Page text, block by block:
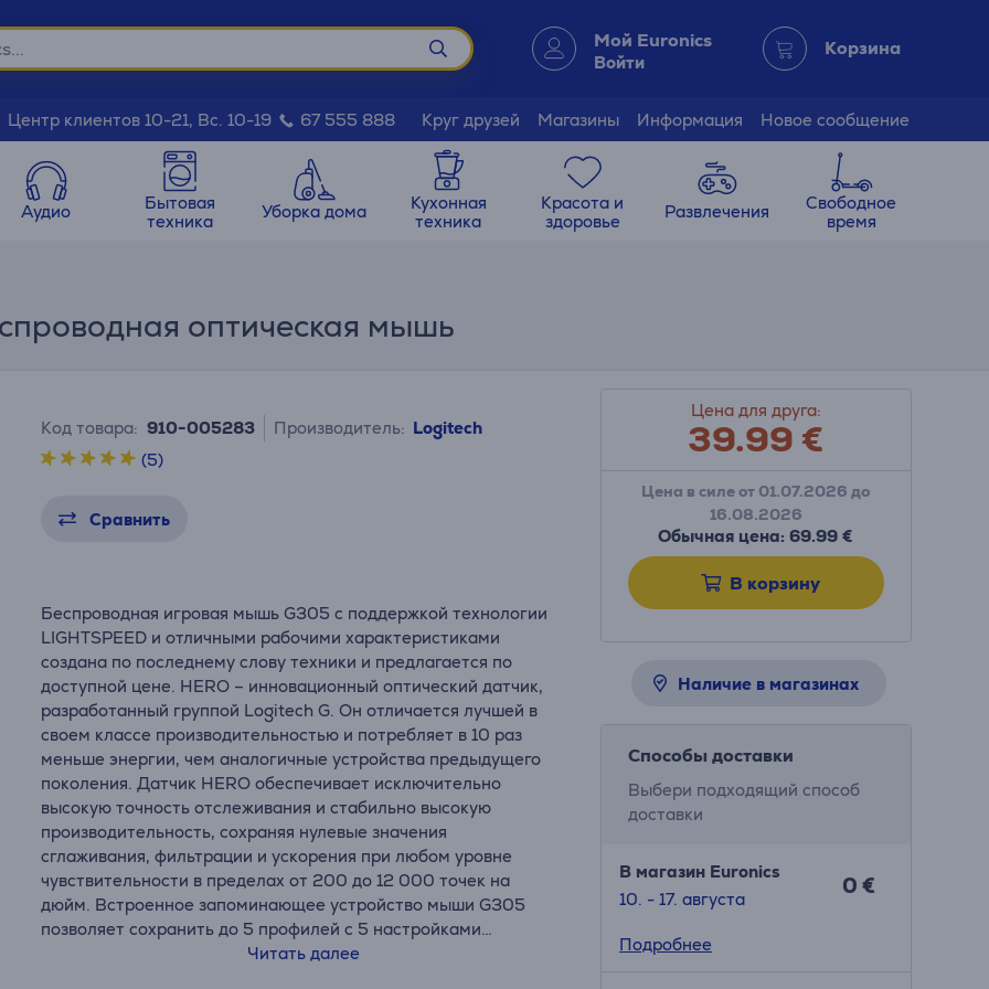
Мой Euronics
Войти
Корзина
Центр клиентов 10-21, Вс. 10-19 67 555 888 Круг друзей Магазины Информация Новое сообщение
Аудио
Бытовая
техника
Уборка дома
Кухонная
техника
Красота и
здоровье
Развлечения
Свободное
время
оптическая мышь
Код товара: 910-005283 Производитель: Logitech
(5)
Сравнить
Беспроводная игровая мышь G305 с поддержкой технологии
LIGHTSPEED и отличными рабочими характеристиками
создана по последнему слову техники и предлагается по
доступной цене. HERO – инновационный оптический датчик,
разработанный группой Logitech G. Он отличается лучшей в
своем классе производительностью и потребляет в 10 раз
меньше энергии, чем аналогичные устройства предыдущего
поколения. Датчик HERO обеспечивает исключительно
высокую точность отслеживания и стабильно высокую
производительность, сохраняя нулевые значения
сглаживания, фильтрации и ускорения при любом уровне
чувствительности в пределах от 200 до 12 000 точек на
дюйм. Встроенное запоминающее устройство мыши G305
позволяет сохранить до 5 профилей с 5 настройками
чувствительности в каждом.Читать далее
Цена для друга:
39.99€
Цена в силе от 01.07.2026 до
16.08.2026
Обычная цена: 69.99 €
В корзину
Наличие в магазинах
Способы доставки
Выбери подходящий способ
доставки
В магазин Euronics
10. - 17. августа
0 €
Подробнее